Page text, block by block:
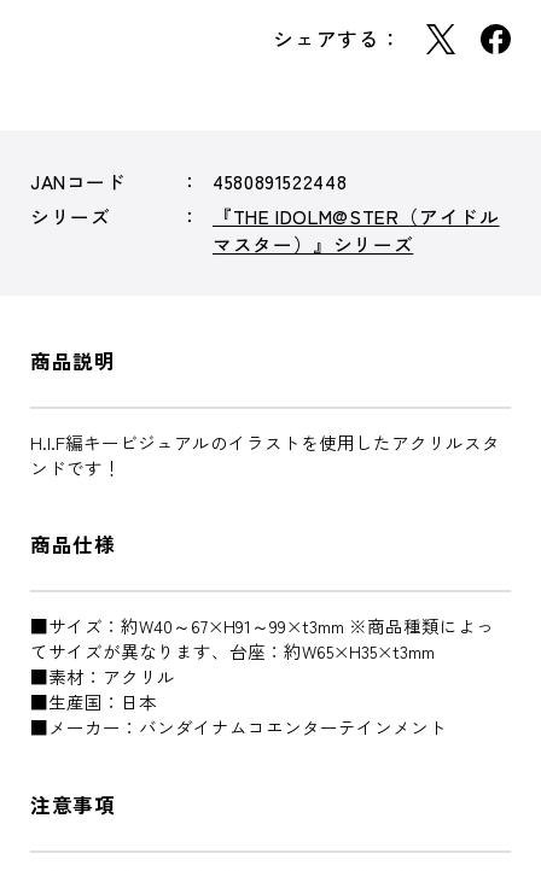
シェアする：
JANコード
4580891522448
シリーズ
『THE IDOLM@STER（アイドル
マスター）』シリーズ
商品説明
H.I.F編キービジュアルのイラストを使用したアクリルスタ
ンドです！
商品仕様
■サイズ：約W40～67×H91～99×t3mm ※商品種類によっ
てサイズが異なります、台座：約W65×H35×t3mm
■素材：アクリル
■生産国：日本
■メーカー：バンダイナムコエンターテインメント
注意事項